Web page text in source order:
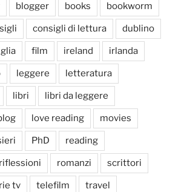
blogger books bookworm
consigli di lettura dublino
film ireland irlanda
leggere letteratura
libri libri da leggere
love reading movies
PhD reading
riflessioni romanzi scrittori
tv telefilm travel